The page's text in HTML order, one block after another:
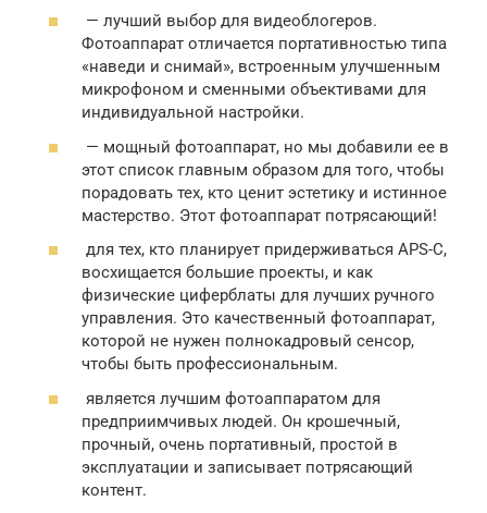
— лучший выбор для видеоблогеров.
Фотоаппарат отличается портативностью типа
«наведи и снимай», встроенным улучшенным
микрофоном и сменными объективами для
индивидуальной настройки.
— мощный фотоаппарат, но мы добавили ее в
этот список главным образом для того, чтобы
порадовать тех, кто ценит эстетику и истинное
мастерство. Этот фотоаппарат потрясающий!
для тех, кто планирует придерживаться APS-C,
восхищается большие проекты, и как
физические циферблаты для лучших ручного
управления. Это качественный фотоаппарат,
которой не нужен полнокадровый сенсор,
чтобы быть профессиональным.
является лучшим фотоаппаратом для
предприимчивых людей. Он крошечный,
прочный, очень портативный, простой в
эксплуатации и записывает потрясающий
контент.